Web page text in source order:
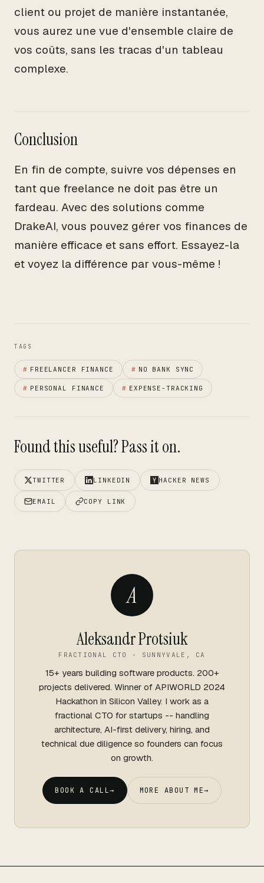
client ou projet de manière instantanée,
vous aurez une vue d'ensemble claire de
vos coûts, sans les tracas d'un tableau
complexe.
Conclusion
En fin de compte, suivre vos dépenses en
tant que freelance ne doit pas être un
fardeau. Avec des solutions comme
DrakeAI, vous pouvez gérer vos finances de
manière efficace et sans effort. Essayez-la
et voyez la différence par vous-même !
TAGS
# FREELANCER FINANCE # NO BANK SYNC
# PERSONAL FINANCE # EXPENSE-TRACKING
Found this useful? Pass it on.
TWITTER LINKEDIN HACKER NEWS
EMAIL COPY LINK
A
Aleksandr Protsiuk
FRACTIONAL CTO - SUNNYVALE, CA
15+ years building software products. 200+
projects delivered. Winner of APIWORLD 2024
Hackathon in Silicon Valley. I work as a
fractional CTO for startups -- handling
architecture, AI-first delivery, hiring, and
technical due diligence so founders can focus
on growth.
BOOK A CALL→ MORE ABOUT ME→